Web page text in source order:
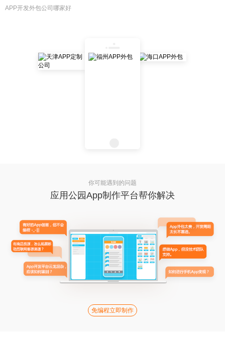
APP开发外包公司哪家好
你可能遇到的问题
应用公园App制作平台帮你解决
免编程立即制作